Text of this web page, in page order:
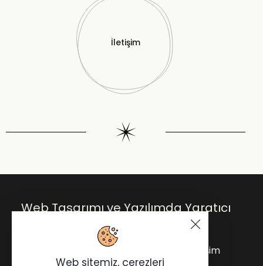
İletişim
Web Tasarımı ve Yazılımda Yaratıcı
Çözümler.
Blog İletişim
Web sitemiz, çerezleri